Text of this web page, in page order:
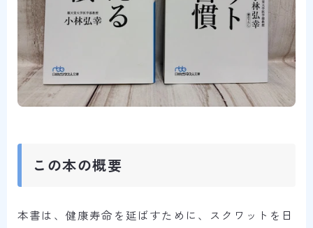
この本の概要
本書は、健康寿命を延ばすために、スクワットを日